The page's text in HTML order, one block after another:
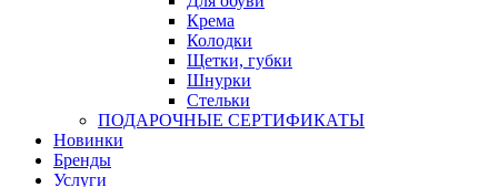
Крема
Колодки
Щетки, губки
Шнурки
Стельки
ПОДАРОЧНЫЕ СЕРТИФИКАТЫ
Новинки
Бренды
Услуги